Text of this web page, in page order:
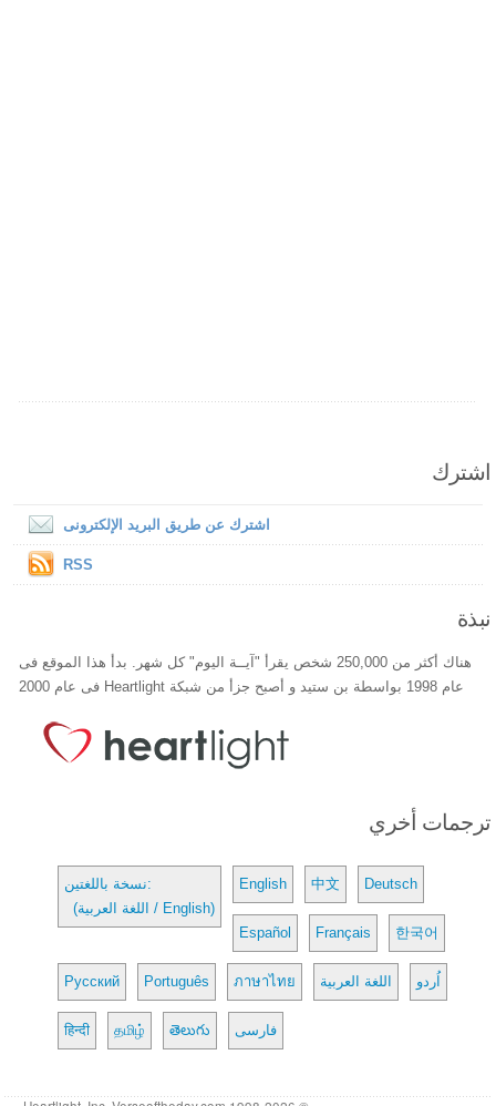
اشترك
اشترك عن طريق البريد الإلكترونى
RSS
نبذة
هناك أكثر من 250,000 شخص يقرأ "آيــة اليوم" كل شهر. بدأ هذا الموقع فى
عام 1998 بواسطة بن ستيد و أصبح جزأ من شبكة Heartlight فى عام 2000
ترجمات أخري
نسخة باللغتين:
(اللغة العربية / English)
English 中文 Deutsch
Español Français 한국어
Русский Português ภาษาไทย اللغة العربية اُردو
हिन्दी தமிழ் తెలుగు فارسی